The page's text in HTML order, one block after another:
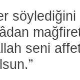
seni